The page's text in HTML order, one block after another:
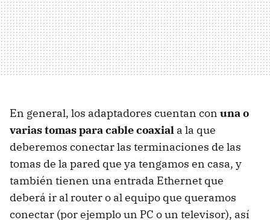
En general, los adaptadores cuentan con una o
varias tomas para cable coaxial a la que
deberemos conectar las terminaciones de las
tomas de la pared que ya tengamos en casa, y
también tienen una entrada Ethernet que
deberá ir al router o al equipo que queramos
conectar (por ejemplo un PC o un televisor), así